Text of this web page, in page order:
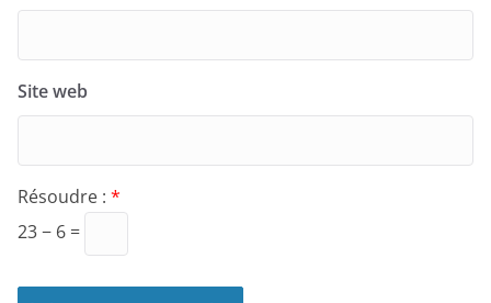
Site web
Résoudre : *
23 − 6 =